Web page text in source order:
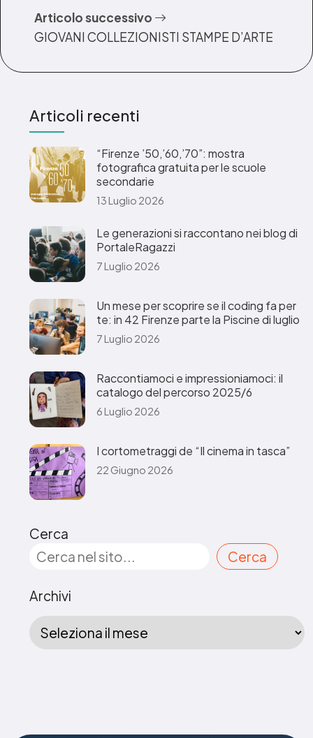
Articolo successivo
GIOVANI COLLEZIONISTI STAMPE D’ARTE
Articoli recenti
“Firenze ’50,’60,’70”: mostra
fotografica gratuita per le scuole
secondarie
13 Luglio 2026
Le generazioni si raccontano nei blog di
PortaleRagazzi
7 Luglio 2026
Un mese per scoprire se il coding fa per
te: in 42 Firenze parte la Piscine di luglio
7 Luglio 2026
Raccontiamoci e impressioniamoci: il
catalogo del percorso 2025/6
6 Luglio 2026
I cortometraggi de “Il cinema in tasca”
22 Giugno 2026
Cerca
Cerca
Archivi